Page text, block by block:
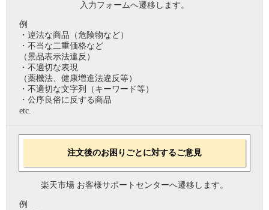
入力フォームへ遷移します。
例
・違法な商品（危険物など）
・不当な二重価格など
（景品表示法違反）
・不適切な表現
（薬機法、健康増進法違反等）
・不適切な文字列（キーワード等）
・公序良俗に反する商品
etc.
注文後のお困りごとに対するご意見
楽天市場 お客様サポートセンターへ遷移します。
例